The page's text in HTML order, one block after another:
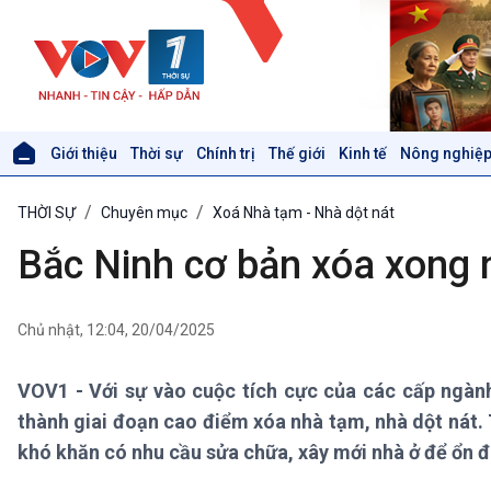
Giới thiệu Thời sự Chính trị Thế giới Kinh tế Nông
Thời sự 6h
Thời sự 12h
Thời sự 18h
Xã hội
Khoa học & Công nghệ
THỜI SỰ Chuyên mục Xoá Nhà tạm - Nhà dột nát
Bắc Ninh cơ bản xóa
Chủ nhật, 12:04, 20/04/2025
VOV1 - Với sự vào cuộc tích cực của các cấp
thành giai đoạn cao điểm xóa nhà tạm, nhà dột
khó khăn có nhu cầu sửa chữa, xây mới nhà ở để ổn